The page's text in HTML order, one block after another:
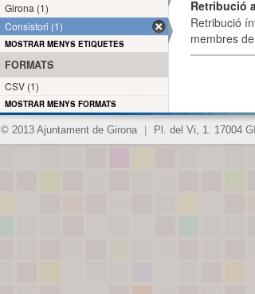
Retribució
Retribució
membres
Girona (1)
Consistori (1)
MOSTRAR MENYS ETIQUETES
FORMATS
CSV (1)
MOSTRAR MENYS FORMATS
© 2013 Ajuntament de Girona Pl. del Vi, 1. 17004